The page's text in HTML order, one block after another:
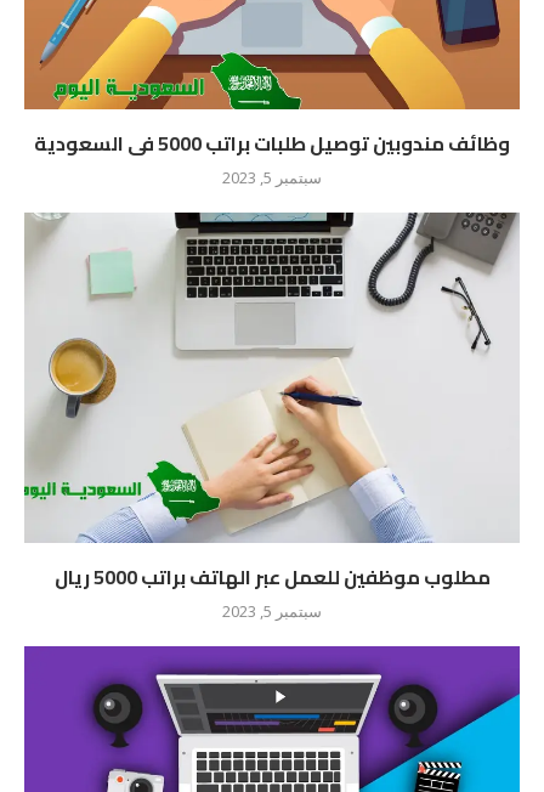
وظائف مندوبين توصيل طلبات براتب 5000 فى السعودية
سبتمبر 5, 2023
مطلوب موظفين للعمل عبر الهاتف براتب 5000 ريال
سبتمبر 5, 2023